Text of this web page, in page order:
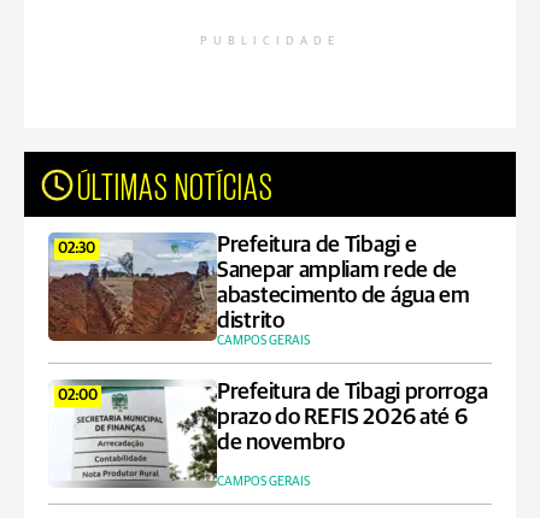
PUBLICIDADE
ÚLTIMAS NOTÍCIAS
02:30
Prefeitura de Tibagi e
Sanepar ampliam rede de
abastecimento de água em
distrito
CAMPOS GERAIS
02:00
Prefeitura de Tibagi prorroga
prazo do REFIS 2026 até 6
de novembro
CAMPOS GERAIS